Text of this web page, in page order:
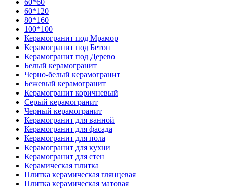
60*60
60*120
80*160
100*100
Керамогранит под Мрамор
Керамогранит под Бетон
Керамогранит под Дерево
Белый керамогранит
Черно-белый керамогранит
Бежевый керамогранит
Керамогранит коричневый
Серый керамогранит
Черный керамогранит
Керамогранит для ванной
Керамогранит для фасада
Керамогранит для пола
Керамогранит для кухни
Керамогранит для стен
Керамическая плитка
Плитка керамическая глянцевая
Плитка керамическая матовая